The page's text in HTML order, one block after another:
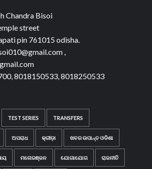
Chandra Bisoi
street
pin 761015 odisha.
,
8018150533, 8018250533
TEST SERIES TRANSFERS
ଅପରାଧ କ୍ରୀଡ଼ା ଖବର ଉପାନ୍ତ ଓଡିଶା
ମନୋରଞ୍ଜନ ଯୋଗାଯୋଗ ରାଜନୀତି